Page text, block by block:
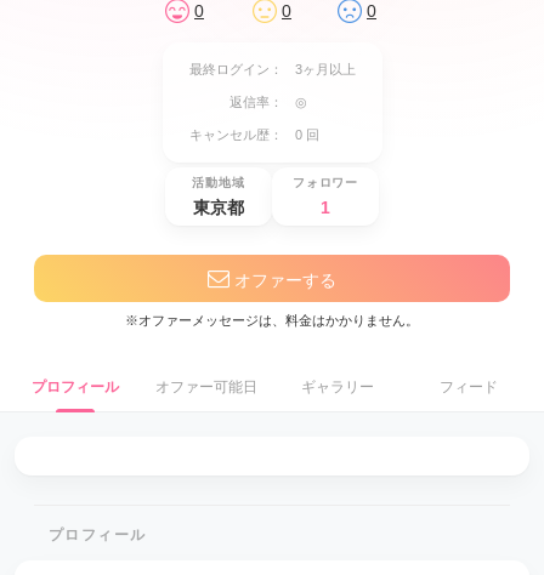
0 0 0
最終ログイン： 3ヶ月以上
返信率： ◎
キャンセル歴： 0 回
活動地域
東京都
フォロワー
1
オファーする
※オファーメッセージは、料金はかかりません。
プロフィール オファー可能日 ギャラリー フィード
プロフィール